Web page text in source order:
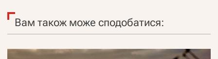
Вам також може сподобатися: